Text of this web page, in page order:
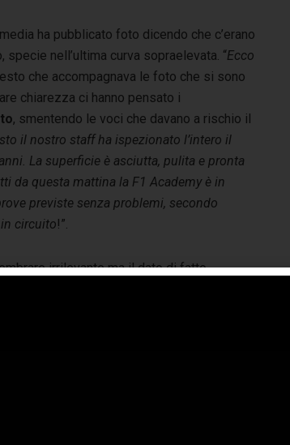
ha pubblicato foto dicendo che c’erano
specie nell’ultima curva sopraelevata. “Ecco
che accompagnava le foto che si sono
chiarezza ci hanno pensato i
, smentendo le voci che davano a rischio il
il nostro staff ha ispezionato l’intero il
La superficie è asciutta, pulita e pronta
da questa mattina la F1 Academy è in
previste senza problemi, secondo
circuito!”.
irrilevante ma il dato di fatto
notizie fake che vengono poi riprese
della
gioco degli ignoranti e dei perditempo che